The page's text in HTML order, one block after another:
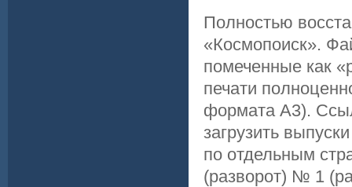
Полностью
«Космопоиск».
помеченные как
печати
формата A3).
загрузить
по отдельным
(разворот) № 1